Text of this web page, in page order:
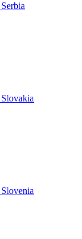
Serbia
Slovakia
Slovenia